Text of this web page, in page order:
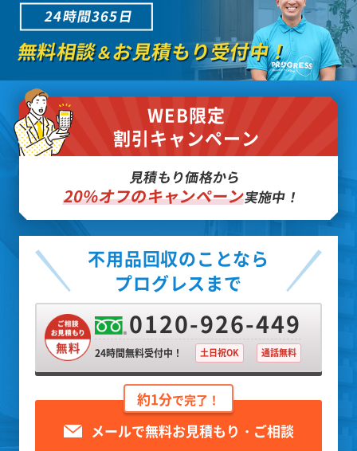
24時間365日
無料相談＆お見積もり受付中！
WEB限定
割引キャンペーン
見積もり価格から
20%オフのキャンペーン実施中！
不用品回収のことなら
プログレスまで
0120-926-449
24時間無料受付中！ 土日祝OK 通話無料
約1分で完了！
メールで無料お見積もり・ご相談